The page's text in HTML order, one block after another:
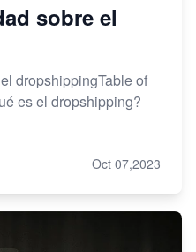
sobre el
dropshippingTable of
es el dropshipping?
Oct 07,2023